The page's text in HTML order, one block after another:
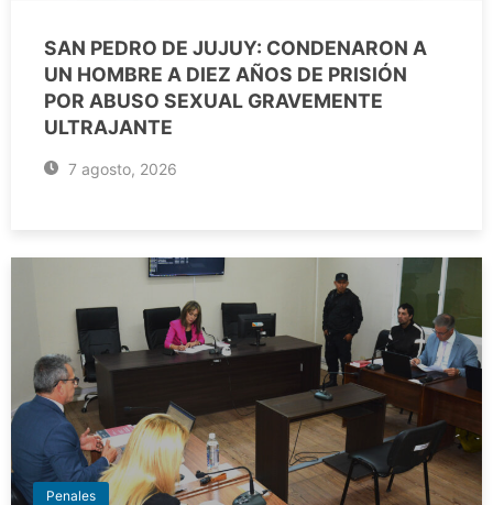
SAN PEDRO DE JUJUY: CONDENARON A
UN HOMBRE A DIEZ AÑOS DE PRISIÓN
POR ABUSO SEXUAL GRAVEMENTE
ULTRAJANTE
7 agosto, 2026
Penales